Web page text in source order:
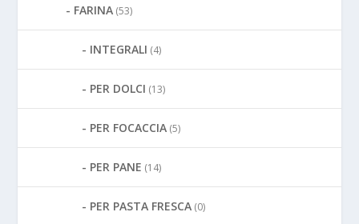
FARINA (53)
INTEGRALI (4)
PER DOLCI (13)
PER FOCACCIA (5)
PER PANE (14)
PER PASTA FRESCA (0)